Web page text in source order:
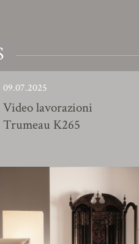
09.07.2025
Video lavorazioni
Trumeau K265